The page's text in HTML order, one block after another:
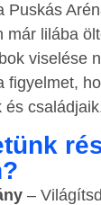
Puskás
már lilába
viselése
figyelmet,
és
–